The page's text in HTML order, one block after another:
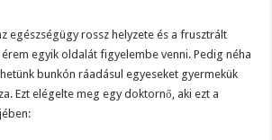
egészségügy rossz helyzete és a frusztrált
egyik oldalát figyelembe venni. Pedig néha
bunkón ráadásul egyeseket gyermekük
Ezt elégelte meg egy doktornő, aki ezt a